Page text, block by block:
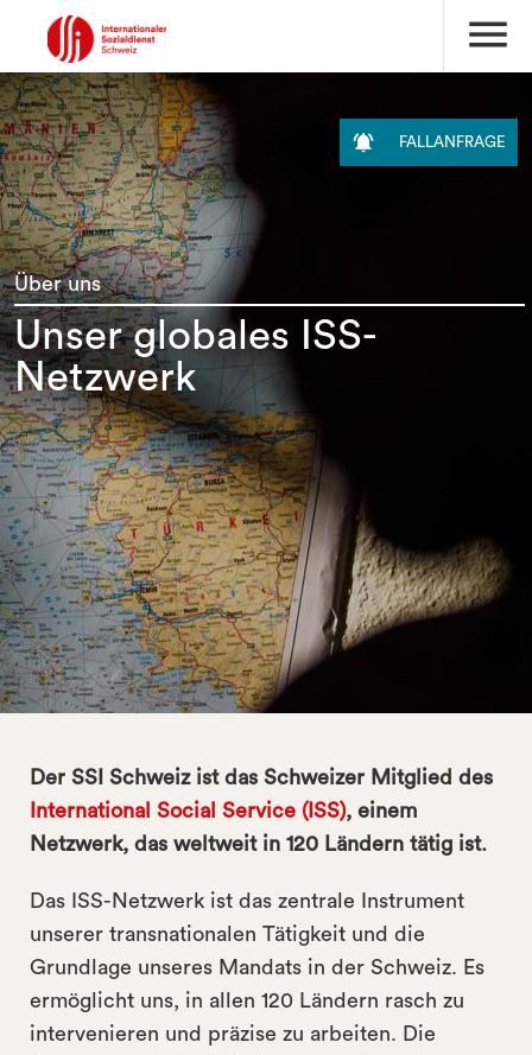
menu
search
Über uns
 FALLANFRAGE
Unser globales ISS-
Netzwerk
Der SSI Schweiz ist das Schweizer Mitglied des
International Social Service (ISS), einem
Netzwerk, das weltweit in 120 Ländern tätig ist.
Das ISS-Netzwerk ist das zentrale Instrument
unserer transnationalen Tätigkeit und die
Grundlage unseres Mandats in der Schweiz. Es
ermöglicht uns, in allen 120 Ländern rasch zu
intervenieren und präzise zu arbeiten. Die